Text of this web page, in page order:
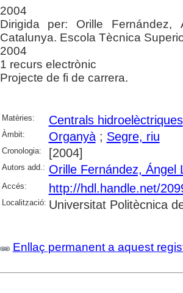
2004
Dirigida per: Orille Fernández,
Catalunya. Escola Tècnica
2004
1 recurs electrònic
Projecte de fi de carrera.
Matèries: Centrals hidroelèctriques
Àmbit: Organyà; Segre, riu
Cronologia: [2004]
Autors add.: Orille Fernández, Ángel
Accés: http://hdl.handle.net/
Localització: Universitat Politècnica
Enllaç permanent a aquest